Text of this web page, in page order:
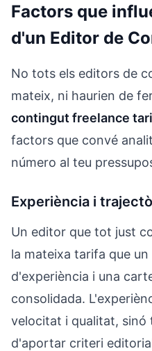
Factors que
d'un Editor de
No tots els editors de
mateix, ni haurien de
contingut freelance
factors que convé
número al teu
Experiència i
Un editor que tot just
la mateixa tarifa que
d'experiència i una
consolidada.
velocitat i qualitat, sinó
d'aportar criteri